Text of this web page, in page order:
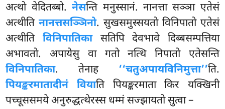
अत्थो वेदितब्बो.नेसन्ति मनुस्सानं. नानत्ता सञ्ञा एतेसं
अत्थीतिनानत्तसञ्ञिनो. सुखसमुस्सयतो विनिपातो एतेसं
अत्थीति विनिपातिकासतिपि देवभावे दिब्बसम्पत्तिया
अभावतो. अपायेसु वा गतो नत्थि निपातो एतेसन्ति
विनिपातिका. तेनाह ‘‘चतुअपायविनिमुत्ता’’ति.
पियङ्करमातादीनं वियाति पियङ्करमाता किर यक्खिनी
पच्चूससमये अनुरुद्धत्थेरस्स धम्मं सज्झायतो सुत्वा –